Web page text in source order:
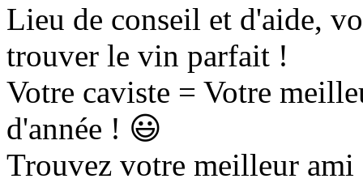
Lieu de conseil et d'aide,
trouver le vin parfait !
Votre caviste = Votre
d'année ! 😃
Trouvez votre meilleur